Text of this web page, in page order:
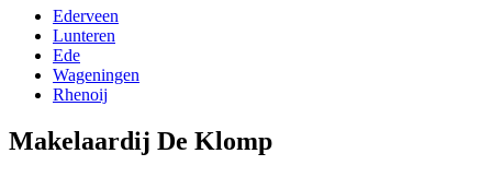
Ederveen
Lunteren
Ede
Wageningen
Rhenoij
Makelaardij De Klomp